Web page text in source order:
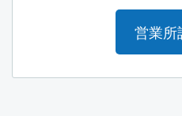
営業所